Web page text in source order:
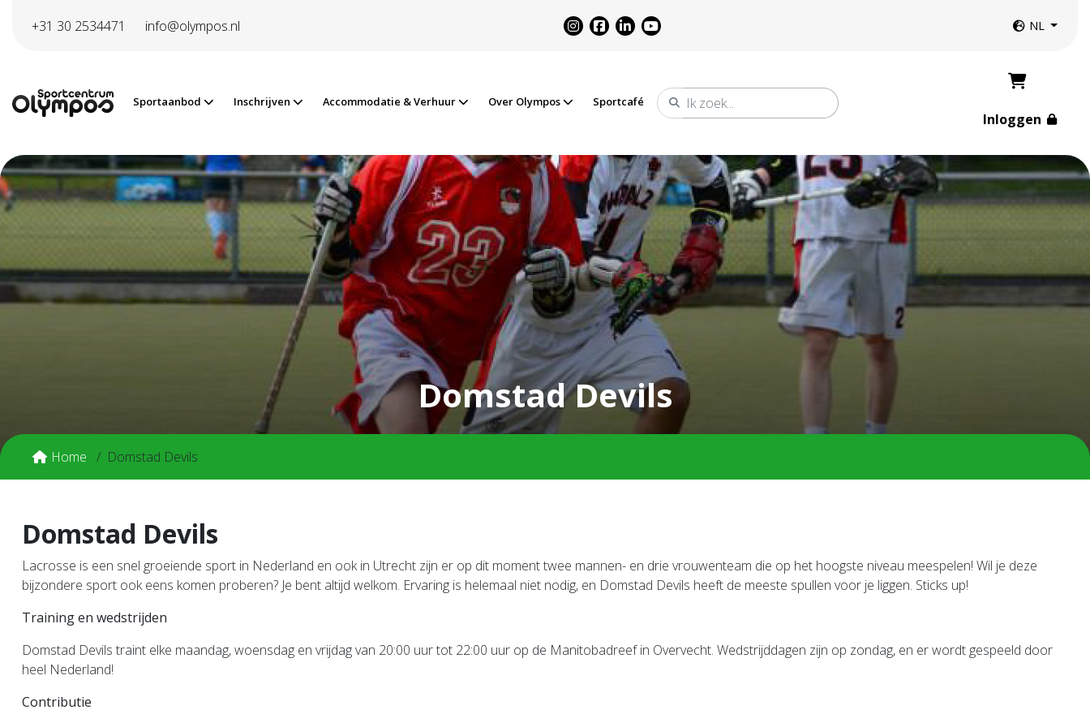
+31 30 2534471
info@olympos.nl
Website taal
NL
Sportaanbod Inschrijven Accommodatie & Verhuur Over Olympos Sportcafé
Zoeken
Inloggen
Domstad Devils
Home Domstad Devils
Domstad Devils
Lacrosse is een snel groeiende sport in Nederland en ook in Utrecht zijn er op dit moment twee mannen- en drie vrouwenteam die op het hoogste niveau meespelen! Wil je deze
bijzondere sport ook eens komen proberen? Je bent altijd welkom. Ervaring is helemaal niet nodig, en Domstad Devils heeft de meeste spullen voor je liggen. Sticks up!
Training en wedstrijden
Domstad Devils traint elke maandag, woensdag en vrijdag van 20:00 uur tot 22:00 uur op de Manitobadreef in Overvecht. Wedstrijddagen zijn op zondag, en er wordt gespeeld door
heel Nederland!
Contributie